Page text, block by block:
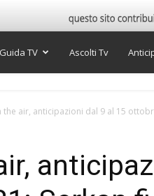
Guida TV Ascolti Tv
the air, anticipazioni dal 9 al 15